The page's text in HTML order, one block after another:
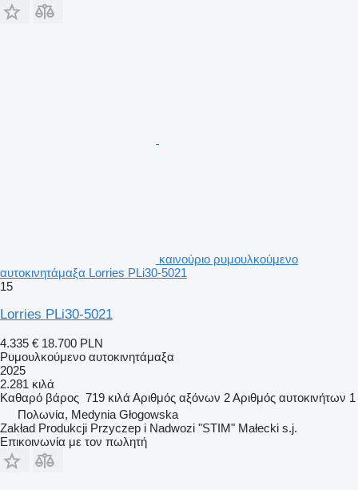
καινούριο ρυμουλκούμενο
αυτοκινητάμαξα Lorries PLi30-5021
15
Lorries PLi30-5021
4.335 € 18.700 PLN
Ρυμουλκούμενο αυτοκινητάμαξα
2025
2.281 κιλά
Καθαρό βάρος 719 κιλά Αριθμός αξόνων 2Αριθμός αυτοκινήτων 1
Πολωνία, Medynia Głogowska
Zakład Produkcji Przyczep i Nadwozi "STIM" Małecki s.j.
Επικοινωνία με τον πωλητή